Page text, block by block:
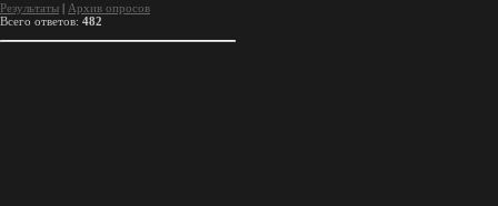
Результаты | Архив опросов
Всего ответов: 482